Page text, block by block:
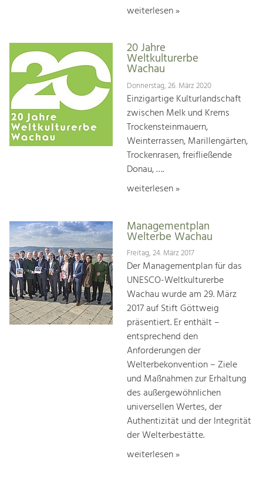
weiterlesen »
20 Jahre
Weltkulturerbe
Wachau
Donnerstag, 26. März 2020
Einzigartige Kulturlandschaft
zwischen Melk und Krems
Trockensteinmauern,
Weinterrassen, Marillengärten,
Trockenrasen, freifließende
Donau, ….
weiterlesen »
Managementplan
Welterbe Wachau
Freitag, 24. März 2017
Der Managementplan für das
UNESCO-Weltkulturerbe
Wachau wurde am 29. März
2017 auf Stift Göttweig
präsentiert. Er enthält –
entsprechend den
Anforderungen der
Welterbekonvention – Ziele
und Maßnahmen zur Erhaltung
des außergewöhnlichen
universellen Wertes, der
Authentizität und der Integrität
der Welterbestätte.
weiterlesen »